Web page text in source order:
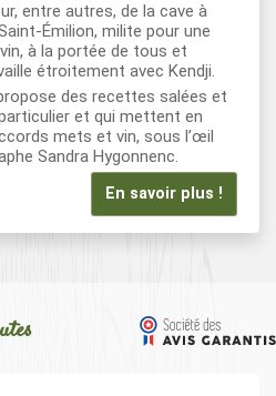
entre autres, de la cave à
Émilion, milite pour une
à la portée de tous et
étroitement avec Kendji.
des recettes salées et
et qui mettent en
mets et vin, sous l’œil
Sandra Hygonnenc.
En savoir plus !